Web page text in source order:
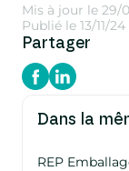
Mis à jour le 29/
Publié le 13/11/24
Partager
Dans la
REP